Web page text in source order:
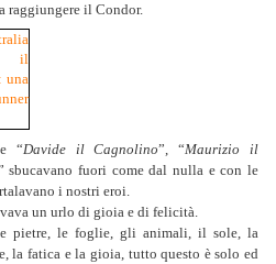
raggiungere il Condor.
“Davide il Cagnolino”, “Maurizio il
sbucavano fuori come dal nulla e con le
i nostri eroi.
un urlo di gioia e di felicità.
pietre, le foglie, gli animali, il sole, la
la fatica e la gioia, tutto questo è solo ed